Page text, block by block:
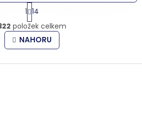
O
v
l
á
a
S
t
r
á
n
k
v
1 14
položek celkem
NAHORU